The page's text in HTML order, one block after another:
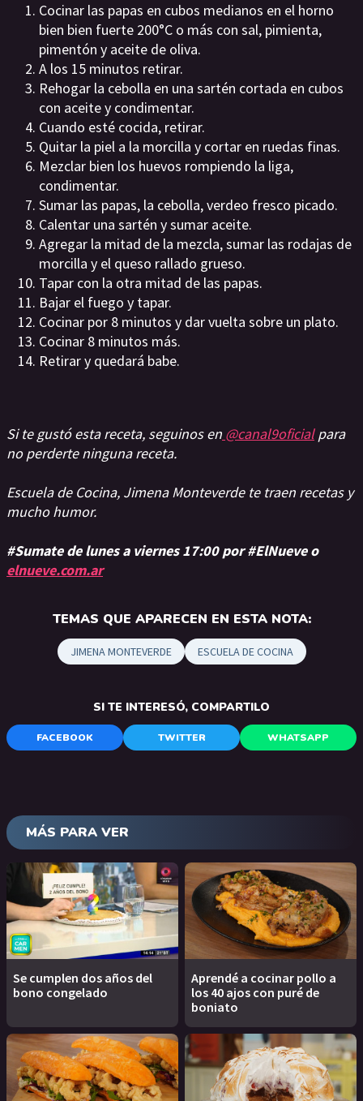
Cocinar las papas en cubos medianos en el horno
bien bien fuerte 200°C o más con sal, pimienta,
pimentón y aceite de oliva.
A los 15 minutos retirar.
Rehogar la cebolla en una sartén cortada en cubos
con aceite y condimentar.
Cuando esté cocida, retirar.
Quitar la piel a la morcilla y cortar en ruedas finas.
Mezclar bien los huevos rompiendo la liga,
condimentar.
Sumar las papas, la cebolla, verdeo fresco picado.
Calentar una sartén y sumar aceite.
Agregar la mitad de la mezcla, sumar las rodajas de
morcilla y el queso rallado grueso.
Tapar con la otra mitad de las papas.
Bajar el fuego y tapar.
Cocinar por 8 minutos y dar vuelta sobre un plato.
Cocinar 8 minutos más.
Retirar y quedará babe.
Si te gustó esta receta, seguinos en @canal9oficialpara
no perderte ninguna receta.
Escuela de Cocina, Jimena Monteverde te traen recetas y
mucho humor.
#Sumate de lunes a viernes 17:00 por #ElNueve o
elnueve.com.ar
TEMAS QUE APARECEN EN ESTA NOTA:
JIMENA MONTEVERDE ESCUELA DE COCINA
SI TE INTERESÓ, COMPARTILO
FACEBOOK TWITTER WHATSAPP
MÁS PARA VER
Se cumplen dos años del
bono congelado
Aprendé a cocinar pollo a
los 40 ajos con puré de
boniato